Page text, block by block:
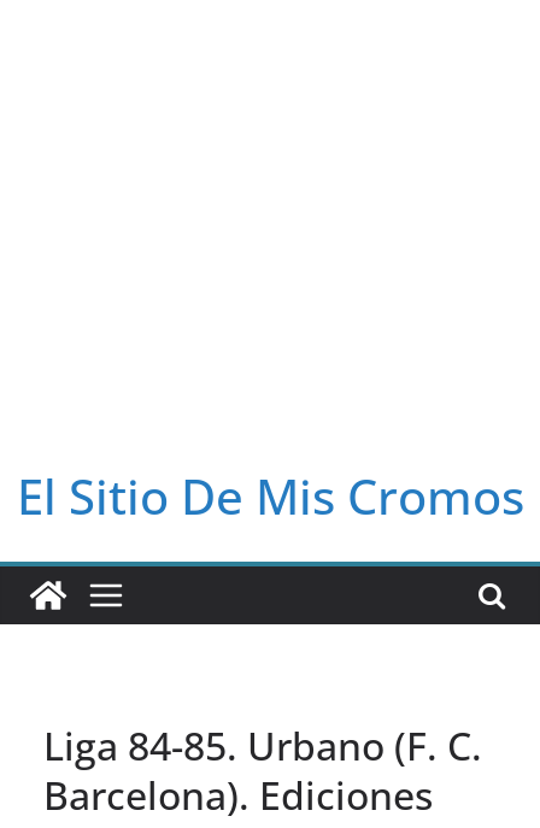
El Sitio De Mis Cromos
Liga 84-85. Urbano (F. C.
Barcelona). Ediciones